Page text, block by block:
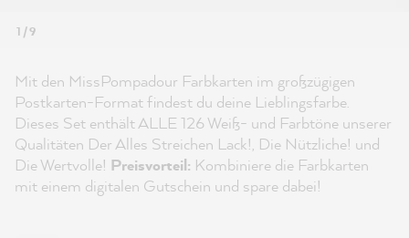
1 / 9
Mit den MissPompadour Farbkarten im großzügigen
Postkarten-Format findest du deine Lieblingsfarbe.
Dieses Set enthält ALLE 126 Weiß- und Farbtöne unserer
Qualitäten Der Alles Streichen Lack!, Die Nützliche! und
Die Wertvolle! Preisvorteil: Kombiniere die Farbkarten
mit einem digitalen Gutschein und spare dabei!